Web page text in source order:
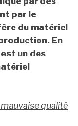
par le
du matériel
En
un des
qualité